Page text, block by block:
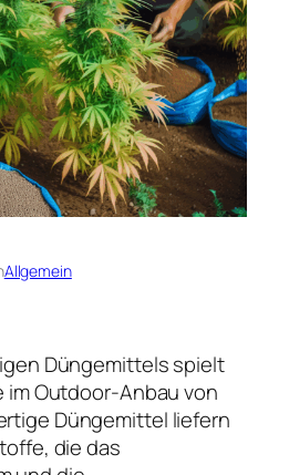
Allgemein
Düngemittels spielt
im Outdoor-Anbau von
Düngemittel liefern
die das